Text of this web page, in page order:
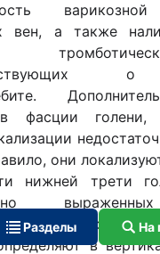
вен, а также
о
фасции голени,
они
нижней трети
Устье малой
в
Разделы На